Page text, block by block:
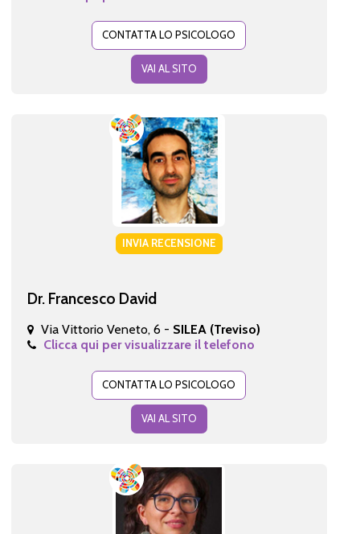
CONTATTA LO PSICOLOGO
VAI AL SITO
INVIA RECENSIONE
Dr. Francesco David
Via Vittorio Veneto, 6 - SILEA (Treviso)
Clicca qui per visualizzare il telefono
CONTATTA LO PSICOLOGO
VAI AL SITO